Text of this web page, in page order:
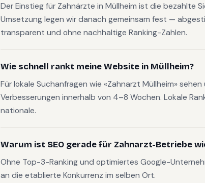
Der Einstieg für Zahnärzte in Müllheim ist die bezahlte
Umsetzung legen wir danach gemeinsam fest —
transparent und ohne nachhaltige Ranking-Zahlen.
Wie schnell rankt meine Website in Müllheim?
Für lokale Suchanfragen wie «Zahnarzt Müllheim»
Verbesserungen innerhalb von 4–8 Wochen. Lokale
nationale.
Warum ist SEO gerade für Zahnarzt-Betriebe
Ohne Top-3-Ranking und optimiertes Google-
an die etablierte Konkurrenz im selben Ort.